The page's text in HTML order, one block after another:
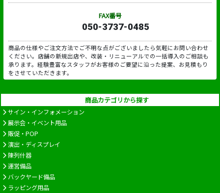
FAX番号
050-3737-0485
商品の仕様やご注文方法でご不明な点がございましたら気軽にお問い合わせ
ください。店舗の新規出店や、改装・リニューアルでの一括導入のご相談も
承ります。経験豊富なスタッフがお客様のご要望に沿った提案、お見積もり
をさせていただきます。
商品カテゴリから探す
サイン・インフォメーション
展示会・イベント用品
販促・POP
演出・ディスプレイ
陳列什器
運営備品
バックヤード備品
ラッピング用品